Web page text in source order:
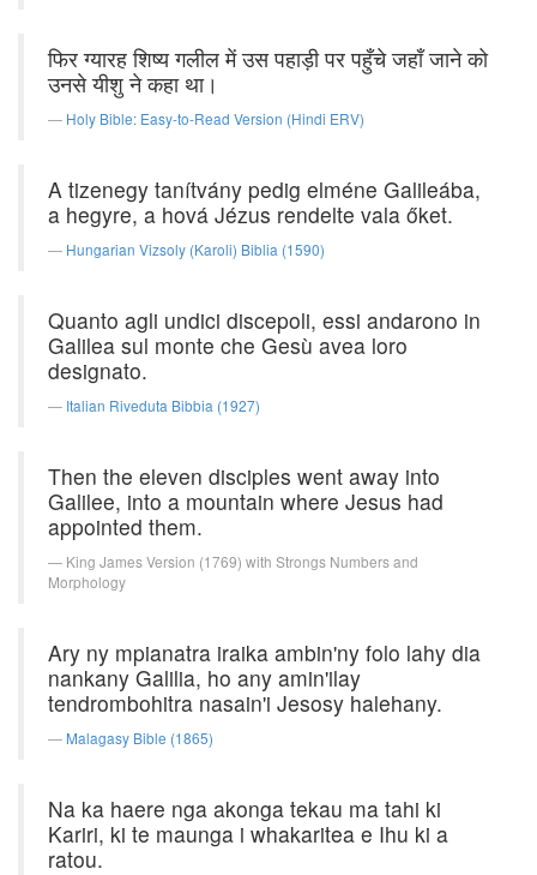
फिर ग्यारह शिष्य गलील में उस पहाड़ी पर पहुँचे जहाँ जाने को
उनसे यीशु ने कहा था।
Holy Bible: Easy-to-Read Version (Hindi ERV)
A tizenegy tanítvány pedig elméne Galileába,
a hegyre, a hová Jézus rendelte vala őket.
Hungarian Vizsoly (Karoli) Biblia (1590)
Quanto agli undici discepoli, essi andarono in
Galilea sul monte che Gesù avea loro
designato.
Italian Riveduta Bibbia (1927)
Then the eleven disciples went away into
Galilee, into a mountain where Jesus had
appointed them.
King James Version (1769) with Strongs Numbers and
Morphology
Ary ny mpianatra iraika ambin'ny folo lahy dia
nankany Galilia, ho any amin'ilay
tendrombohitra nasain'i Jesosy halehany.
Malagasy Bible (1865)
Na ka haere nga akonga tekau ma tahi ki
Kariri, ki te maunga i whakaritea e Ihu ki a
ratou.